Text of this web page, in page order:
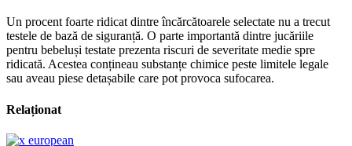
Un procent foarte ridicat dintre încărcătoarele selectate nu a trecut
testele de bază de siguranță. O parte importantă dintre jucăriile
pentru bebeluși testate prezenta riscuri de severitate medie spre
ridicată. Acestea conțineau substanțe chimice peste limitele legale
sau aveau piese detașabile care pot provoca sufocarea.
Relaționat